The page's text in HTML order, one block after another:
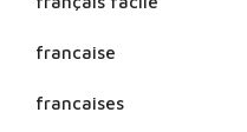
francaise
francaises